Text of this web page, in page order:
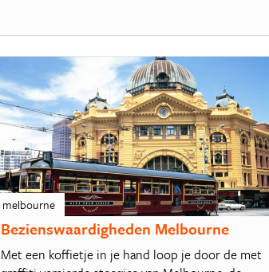
melbourne
Bezienswaardigheden Melbourne
Met een koffietje in je hand loop je door de met